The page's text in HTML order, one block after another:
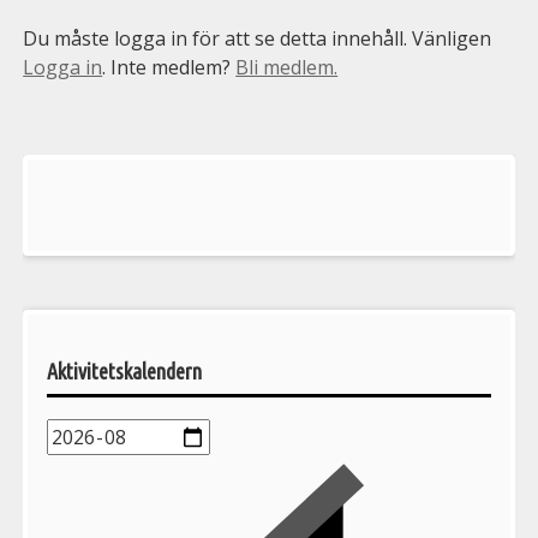
Du måste logga in för att se detta innehåll. Vänligen
Logga in. Inte medlem? Bli medlem.
aktiviteter
Aktivitetskalendern